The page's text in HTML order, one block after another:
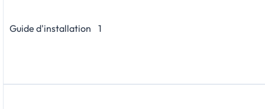
Guide d'installation 1